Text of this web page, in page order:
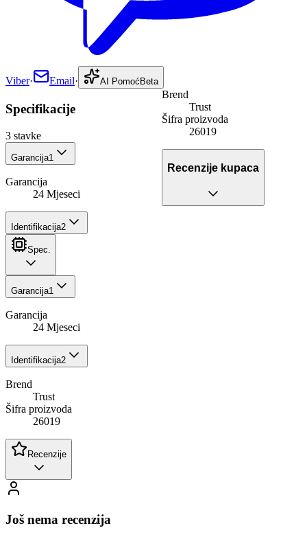
Viber· Email· AI Pomoć Beta
Specifikacije
3 stavke
Garancija1
Garancija
24 Mjeseci
Identifikacija2
Brend
Trust
Šifra proizvoda
26019
Recenzije kupaca
Spec.
Garancija1
Garancija
24 Mjeseci
Identifikacija2
Brend
Trust
Šifra proizvoda
26019
Recenzije
Još nema recenzija